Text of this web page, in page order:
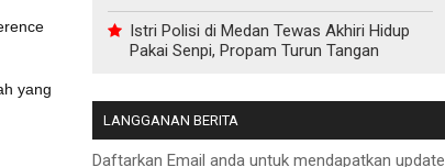
yang
Istri Polisi di Medan Tewas Akhiri Hidup
Pakai Senpi, Propam Turun Tangan
LANGGANAN BERITA
Daftarkan Email anda untuk mendapatkan update